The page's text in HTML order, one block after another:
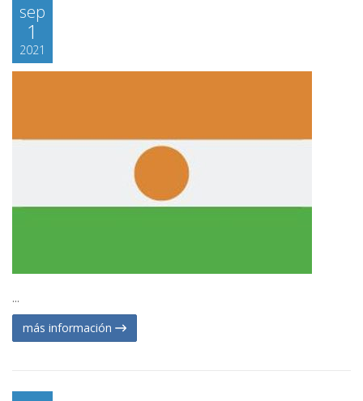
sep
1
2021
...
más información